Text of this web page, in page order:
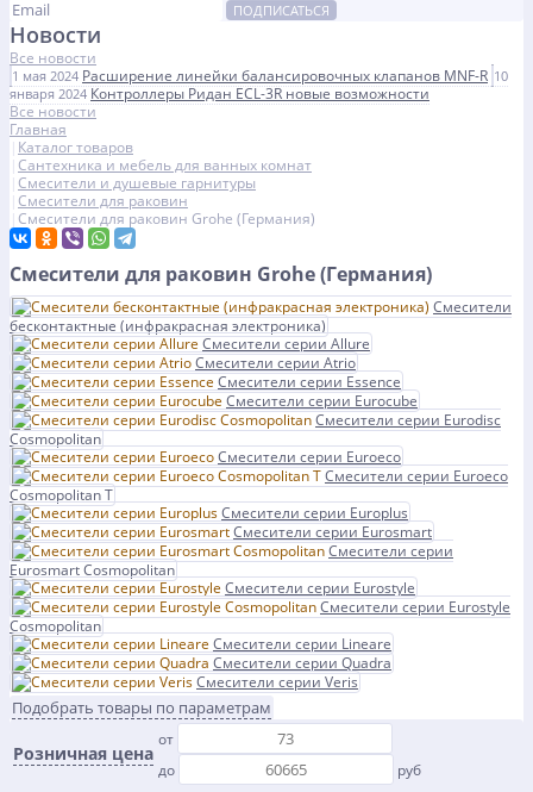
ПОДПИСАТЬСЯ
Новости
Все новости
1 мая 2024 Расширение линейки балансировочных клапанов MNF-R 10
января 2024 Контроллеры Ридан ECL-3R новые возможности
Все новости
Главная
Каталог товаров
Сантехника и мебель для ванных комнат
Смесители и душевые гарнитуры
Смесители для раковин
Смесители для раковин Grohe (Германия)
Смесители для раковин Grohe (Германия)
Смесители
беcконтактные (инфракрасная электроника)
Смесители серии Allure
Смесители серии Atrio
Смесители серии Essence
Смесители серии Eurocube
Смесители серии Eurodisc
Cosmopolitan
Смесители серии Euroeco
Смесители серии Euroeco
Cosmopolitan T
Смесители серии Europlus
Смесители серии Eurosmart
Смесители серии
Eurosmart Cosmopolitan
Смесители серии Eurostyle
Смесители серии Eurostyle
Cosmopolitan
Смесители серии Lineare
Смесители серии Quadra
Смесители серии Veris
Подобрать товары по параметрам
Розничная цена
от
до
руб